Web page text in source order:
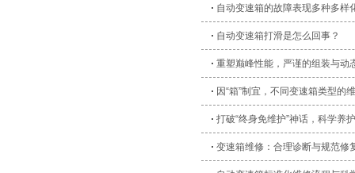
自动变速箱的故障表现多种多样
自动变速箱打滑是怎么回事？
重塑巅峰性能，严谨的组装与动
因“箱”制宜，不同变速箱类型的
打破“终身免维护”神话，科学养
变速箱维修：合理诊断与规范修